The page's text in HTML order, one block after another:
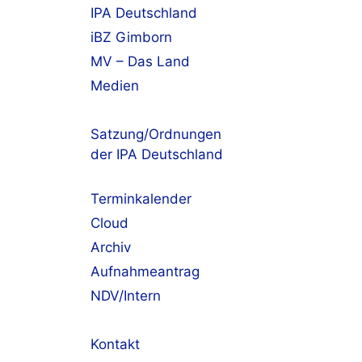
IPA Deutschland
iBZ Gimborn
MV – Das Land
Medien
Satzung/Ordnungen
der IPA Deutschland
Terminkalender
Cloud
Archiv
Aufnahmeantrag
NDV/Intern
Kontakt